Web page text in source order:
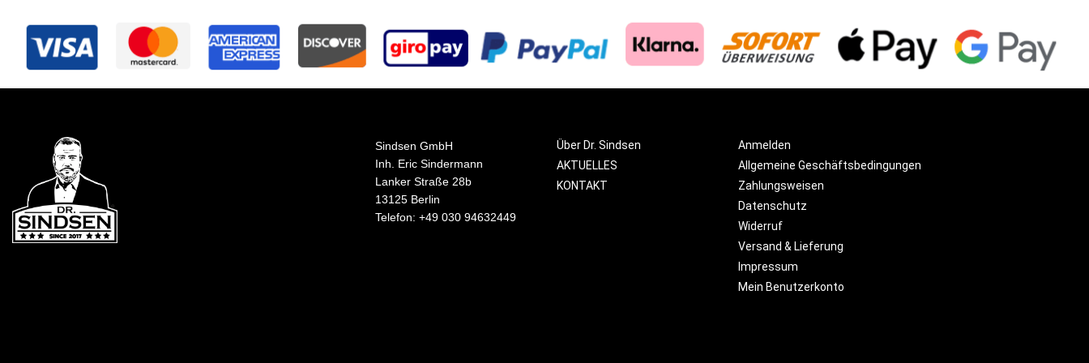
Sindsen GmbH
Inh. Eric Sindermann
Lanker Straße 28b
13125 Berlin
Telefon: +49 030 94632449
Über Dr. Sindsen
AKTUELLES
KONTAKT
Anmelden
Allgemeine Geschäftsbedingungen
Zahlungsweisen
Datenschutz
Widerruf
Versand & Lieferung
Impressum
Mein Benutzerkonto